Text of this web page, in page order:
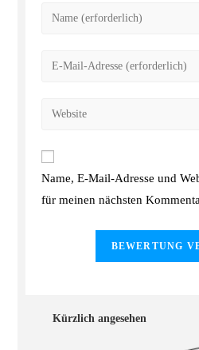
Name, E-Mail-Adresse und
für meinen nächsten
Kürzlich angesehen